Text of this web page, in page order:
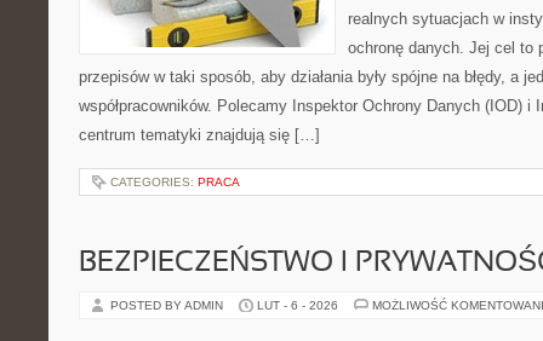
realnych sytuacjach w
ochronę danych. Jej cel to
przepisów w taki sposób, aby działania były spójne na błędy, a
współpracowników. Polecamy Inspektor Ochrony Danych (IOD) i
centrum tematyki znajdują się […]
CATEGORIES: PRACA
BEZPIECZEŃSTWO I
POSTED BY ADMIN LUT - 6 - 2026 MOŻLIWOŚĆ